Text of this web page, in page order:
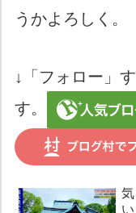
うかよろしく。
↓「フォロー」
す。